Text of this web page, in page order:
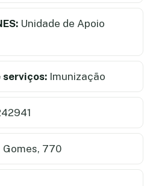
Unidade de Apoio
serviços: Imunização
Gomes, 770